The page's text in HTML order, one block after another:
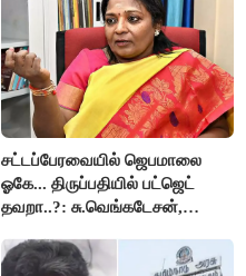
சட்டப்பேரவையில் ஜெபமாலை
ஓகே... திருப்பதியில் பட்ஜெட்
தவறா..?: சு.வெங்கடேசன்,
கேள்வி..!